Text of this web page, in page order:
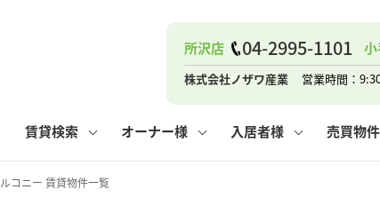
所沢店 04-2995-1101
株式会社ノザワ産業 営業時間：
賃貸検索 オーナー様 入居者様 売買物件
よくある質問 相続
手指店 ピタットハウス新所沢店
コニー 賃貸物件一覧